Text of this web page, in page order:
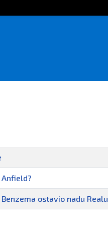
ostavio nadu Realu